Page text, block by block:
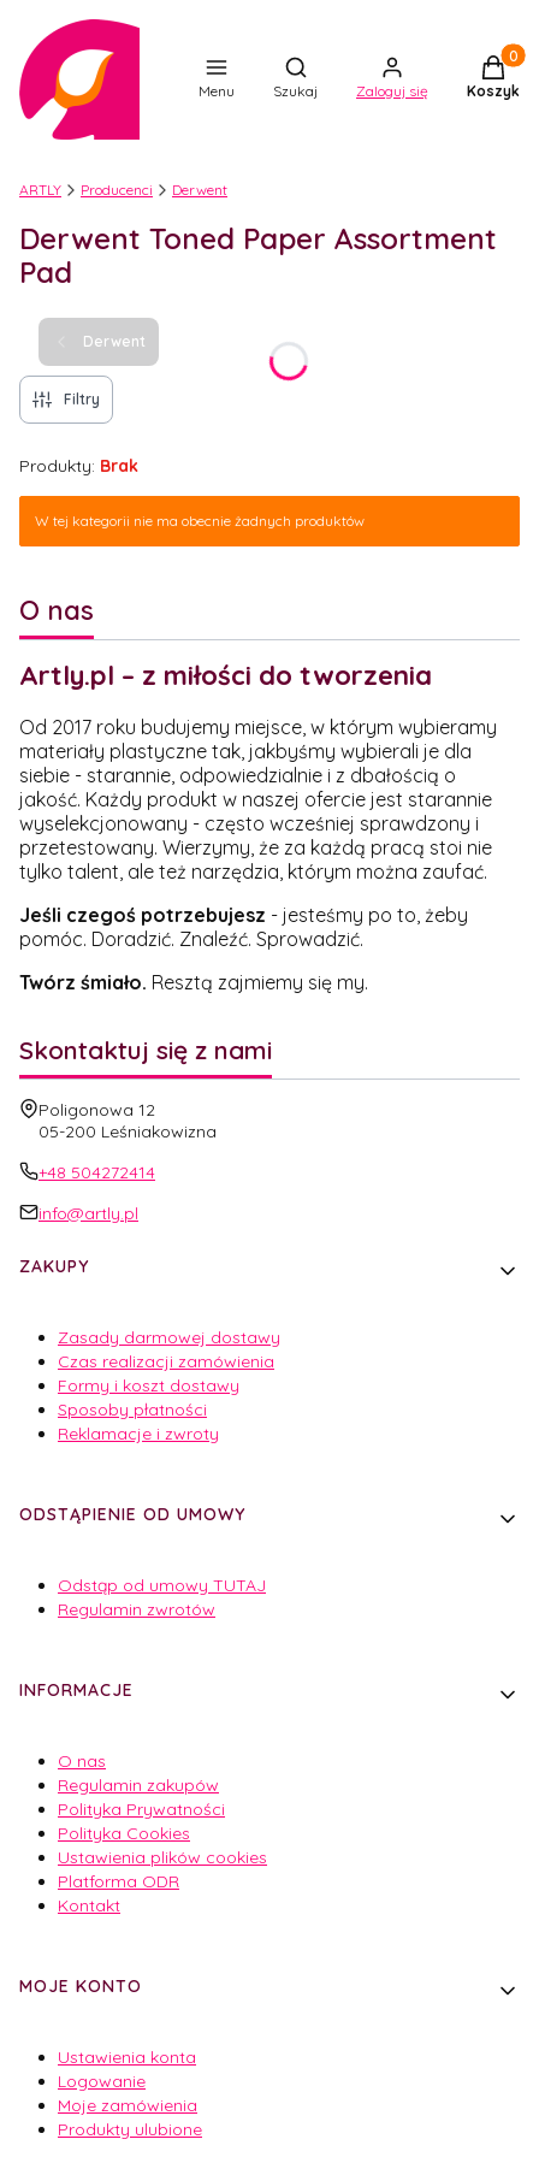
Menu
Otwórz wyszukiwarkę
Szukaj Zaloguj się Koszyk
ARTLY Producenci Derwent
Derwent Toned Paper Assortment
Pad
Derwent
Filtry
Produkty: Brak
Lista produktów
W tej kategorii nie ma obecnie żadnych produktów
O nas
Artly.pl – z miłości do tworzenia
Od 2017 roku budujemy miejsce, w którym wybieramy
materiały plastyczne tak, jakbyśmy wybierali je dla
siebie - starannie, odpowiedzialnie i z dbałością o
jakość. Każdy produkt w naszej ofercie jest starannie
wyselekcjonowany - często wcześniej sprawdzony i
przetestowany. Wierzymy, że za każdą pracą stoi nie
tylko talent, ale też narzędzia, którym można zaufać.
Jeśli czegoś potrzebujesz - jesteśmy po to, żeby
pomóc. Doradzić. Znaleźć. Sprowadzić.
Twórz śmiało. Resztą zajmiemy się my.
Skontaktuj się z nami
Adres:
Poligonowa 12
05-200 Leśniakowizna
+48 504272414
info@artly.pl
ZAKUPY
Zasady darmowej dostawy
Czas realizacji zamówienia
Formy i koszt dostawy
Sposoby płatności
Reklamacje i zwroty
ODSTĄPIENIE OD UMOWY
Odstąp od umowy TUTAJ
Regulamin zwrotów
INFORMACJE
O nas
Regulamin zakupów
Polityka Prywatności
Polityka Cookies
Ustawienia plików cookies
Platforma ODR
Kontakt
MOJE KONTO
Ustawienia konta
Logowanie
Moje zamówienia
Produkty ulubione